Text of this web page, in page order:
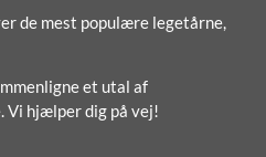
de mest populære legetårne,
et utal af
Vi hjælper dig på vej!